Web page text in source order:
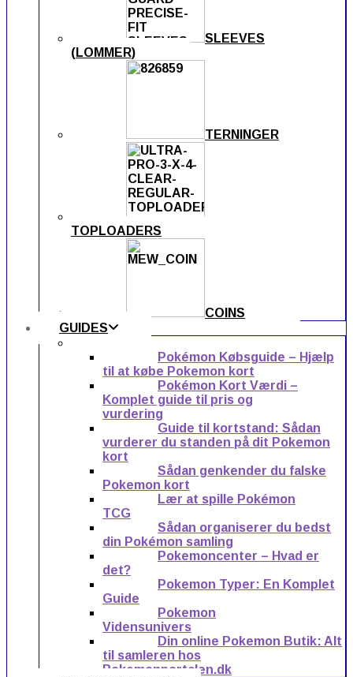
SLEEVES
(LOMMER)
TERNINGER
TOPLOADERS
COINS
GUIDES
Pokémon Købsguide – Hjælp
til at købe Pokemon kort
Pokémon Kort Værdi –
Komplet guide til pris og
vurdering
Guide til kortstand: Sådan
vurderer du standen på dit Pokemon
kort
Sådan genkender du falske
Pokemon kort
Lær at spille Pokémon
TCG
Sådan organiserer du bedst
din Pokémon samling
Pokemoncenter – Hvad er
det?
Pokemon Typer: En Komplet
Guide
Pokemon
Vidensunivers
Din online Pokemon Butik: Alt
til samleren hos
Pokemonportalen.dk